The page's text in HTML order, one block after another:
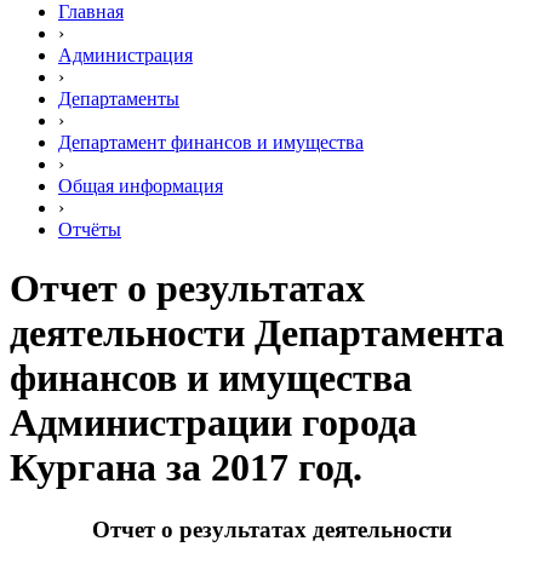
Главная
›
Администрация
›
Департаменты
›
Департамент финансов и имущества
›
Общая информация
›
Отчёты
Отчет о результатах
деятельности Департамента
финансов и имущества
Администрации города
Кургана за 2017 год.
Отчет о результатах деятельности